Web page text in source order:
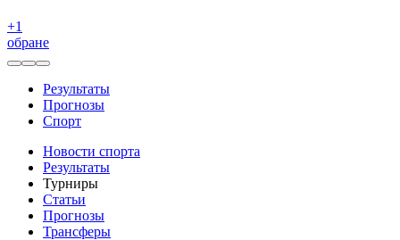
+1
обране
Результаты
Прогнозы
Спорт
Новости спорта
Результаты
Турниры
Статьи
Прогнозы
Трансферы